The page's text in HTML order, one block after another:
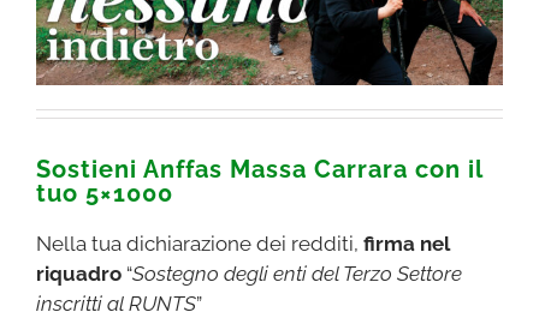
Sostieni Anffas Massa Carrara con il
tuo 5×1000
Nella tua dichiarazione dei redditi, firma nel
riquadro“Sostegno degli enti del Terzo Settore
inscritti al RUNTS”